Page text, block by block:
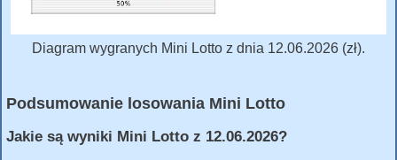
Diagram wygranych Mini Lotto z dnia 12.06.2026 (zł).
Podsumowanie losowania Mini Lotto
Jakie są wyniki Mini Lotto z 12.06.2026?